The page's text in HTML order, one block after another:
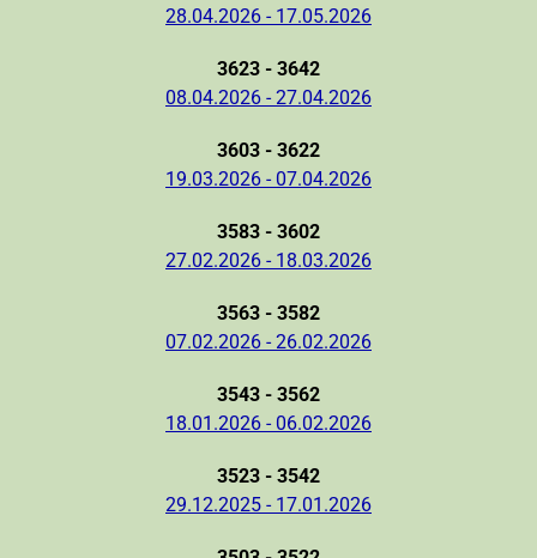
28.04.2026 - 17.05.2026
3623 - 3642
08.04.2026 - 27.04.2026
3603 - 3622
19.03.2026 - 07.04.2026
3583 - 3602
27.02.2026 - 18.03.2026
3563 - 3582
07.02.2026 - 26.02.2026
3543 - 3562
18.01.2026 - 06.02.2026
3523 - 3542
29.12.2025 - 17.01.2026